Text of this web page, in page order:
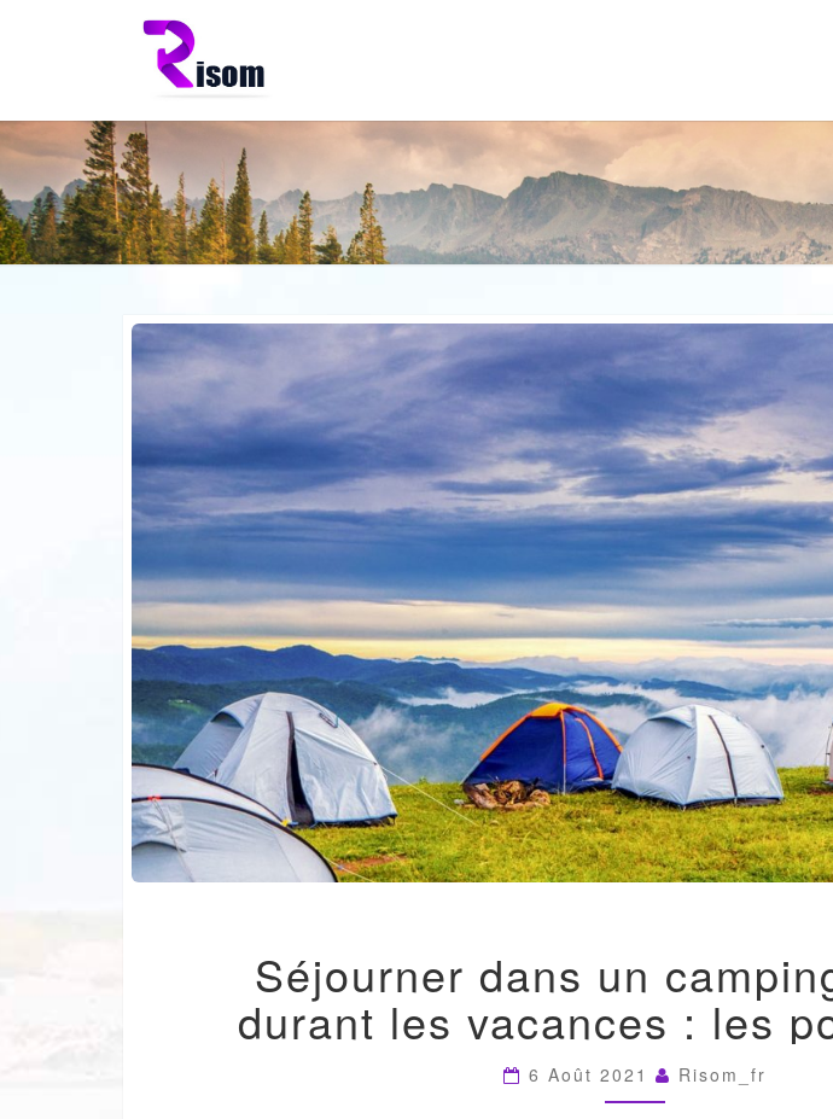
CAMPING
FAMILIAL
LES
VACANCES
Séjourner dans un
durant les vacances : les
6 Août 2021 Risom_fr